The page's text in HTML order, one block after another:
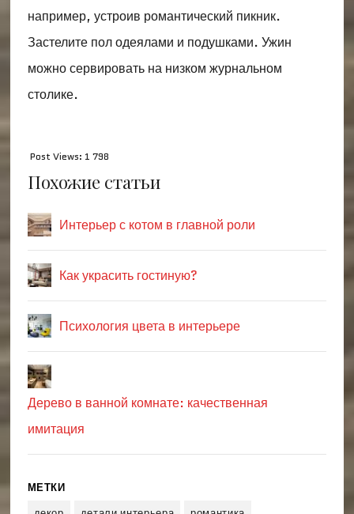
например, устроив романтический пикник.
Застелите пол одеялами и подушками. Ужин
можно сервировать на низком журнальном
столике.
Post Views: 1 798
Похожие статьи
Интерьер с котом в главной роли
Как украсить гостиную?
Психология цвета в интерьере
Дерево в ванной комнате: качественная
имитация
МЕТКИ